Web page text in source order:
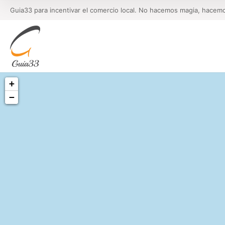
Guia33 para incentivar el comercio local. No hacemos magia,
+
−